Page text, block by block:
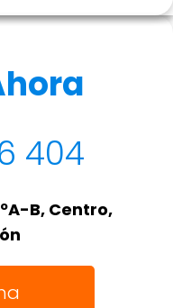
404
B, Centro,